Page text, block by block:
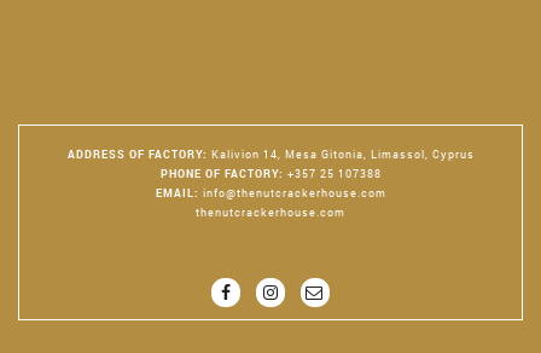
ADDRESS OF FACTORY: Kalivion 14, Mesa Gitonia, Limassol, Cyprus
PHONE OF FACTORY: +357 25 107388
EMAIL: info@thenutcrackerhouse.com
thenutcrackerhouse.com